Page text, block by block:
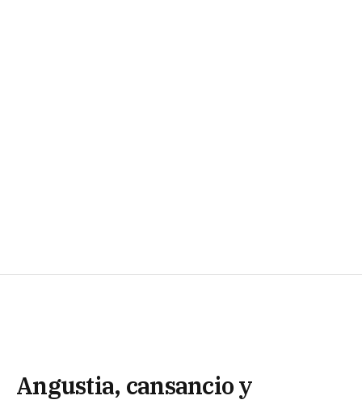
Angustia, cansancio y